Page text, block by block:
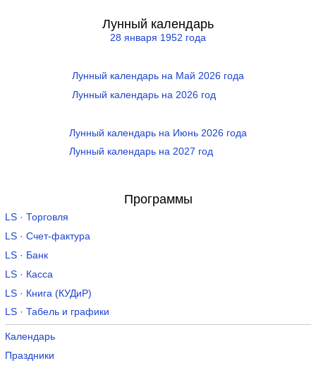
Лунный календарь
28 января 1952 года
Лунный календарь на Май 2026 года
Лунный календарь на 2026 год
Лунный календарь на Июнь 2026 года
Лунный календарь на 2027 год
Программы
LS · Торговля
LS · Счет-фактура
LS · Банк
LS · Касса
LS · Книга (КУДиР)
LS · Табель и графики
Календарь
Праздники